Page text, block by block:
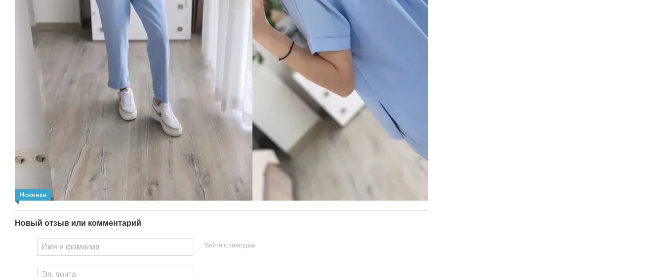
Новинка
Новый отзыв или комментарий
Войти с помощью